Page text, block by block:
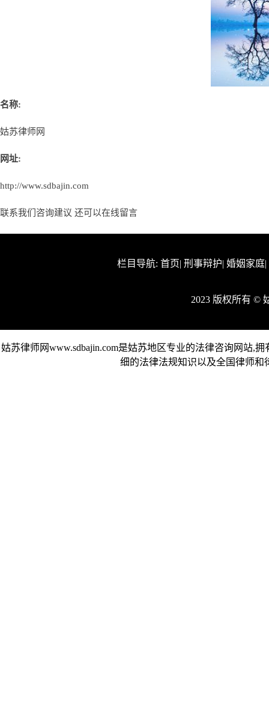
名称:
姑苏律师网
网址:
http://www.sdbajin.com
联系我们咨询建议 还可以在线留言
栏目导航:首页|刑事辩护|婚姻家庭|
2023 版权所有 ©
姑苏律师网www.sdbajin.com是姑苏地区专业的法律咨询网站,
细的法律法规知识以及全国律师